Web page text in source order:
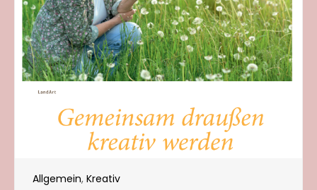
Allgemein, Kreativ